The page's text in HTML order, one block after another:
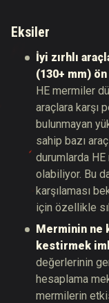
Eksiler
İyi zırhlı
(130+ mm)
HE mermiler
araçlara karşı
bulunmayan
sahip bazı
durumlarda
olabiliyor. Bu
karşılaması
için özellikle
Merminin ne
kestirmek
değerlerinin
hesaplama
mermilerin